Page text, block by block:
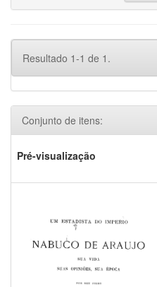
Resultado 1-1 de 1.
Conjunto de itens:
Pré-visualização